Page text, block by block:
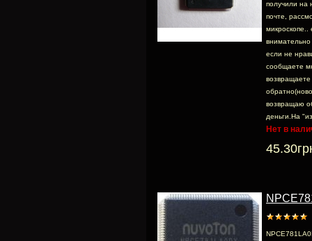
получили на
почте,
микроскопе..
внимательно
если не
сообщаете
возвращаете
возвращаю
деньги.На
Нет в